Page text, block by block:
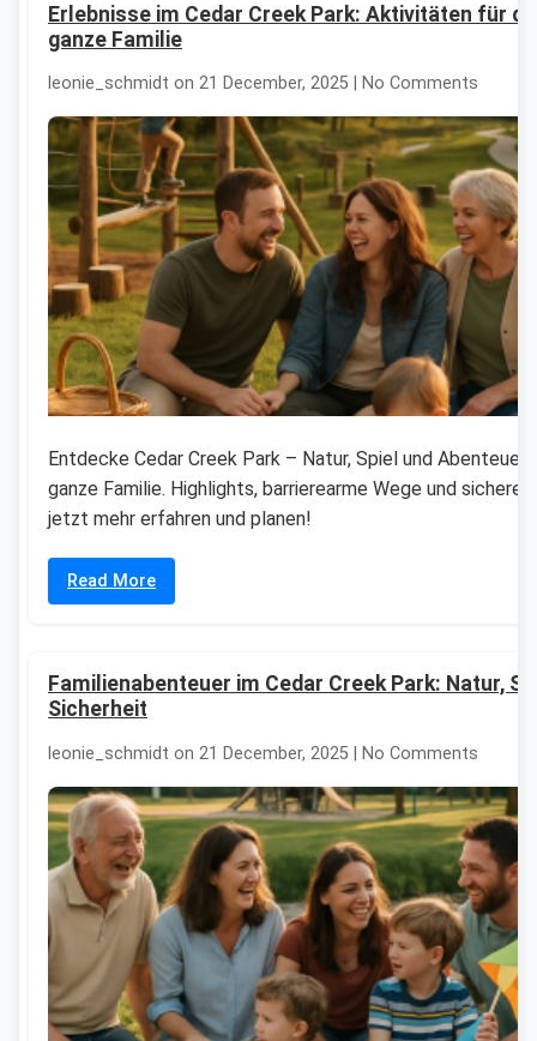
Erlebnisse im Cedar Creek Park: Aktivitäten für
ganze Familie
leonie_schmidt on 21 December, 2025 | No Comments
Entdecke Cedar Creek Park – Natur, Spiel und Abenteuer
ganze Familie. Highlights, barrierearme Wege und sichere
jetzt mehr erfahren und planen!
Read More
Familienabenteuer im Cedar Creek Park: Natur,
Sicherheit
leonie_schmidt on 21 December, 2025 | No Comments